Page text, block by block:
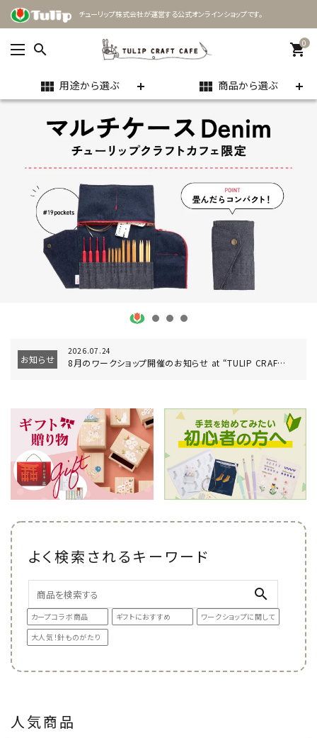
チューリップ株式会社が運営する公式オンラインショップです。
search 0
shopping_cart
view_module 用途から選ぶ view_module 商品から選ぶ
ACCOUNT MENU
ようこそ ゲスト 様
meeting_room ログイン person 新規会員登録
トピックス
お支払方法
プライバシーポリシー
特定商取引法について
お知らせ
2026.07.24
8月のワークショップ開催のお知らせ at “TULIP CRAFT CAFE Tokyo”
よく検索されるキーワード
search
カープコラボ商品 ギフトにおすすめ
ワークショップに関して
大人気！針ものがたり
人気商品